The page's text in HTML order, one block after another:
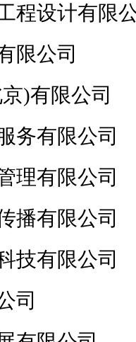
程设计有限
限公司
)有限公司
务有限公司
理有限公司
播有限公司
技有限公司
司